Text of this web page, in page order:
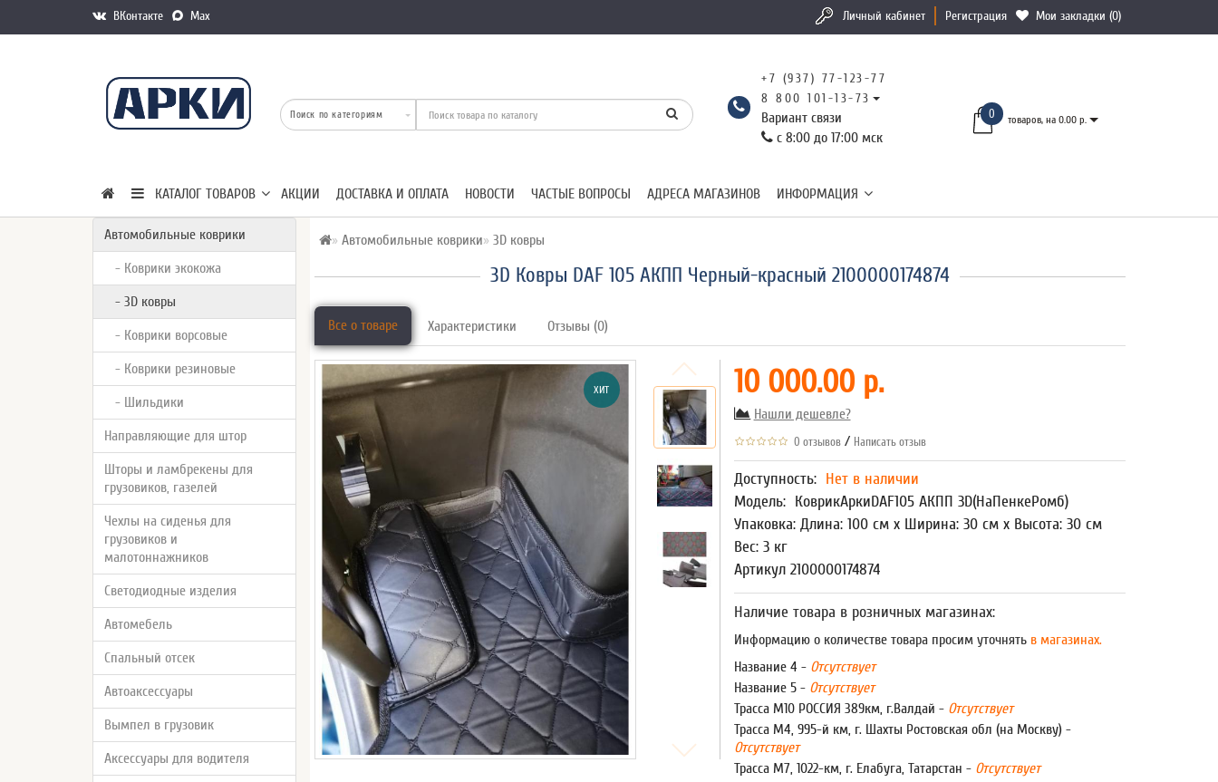
ВКонтакте Max Личный кабинет Регистрация Мои закладки (0)
+7 (937) 77-123-77
8 800 101-13-73
Вариант связи
с 8:00 до 17:00 мск
0 товаров, на 0.00 р.
КАТАЛОГ ТОВАРОВ АКЦИИ ДОСТАВКА И ОПЛАТА НОВОСТИ ЧАСТЫЕ ВОПРОСЫ АДРЕСА МАГАЗИНОВ ИНФОРМАЦИЯ
Автомобильные коврики
- Коврики экокожа
- 3D ковры
- Коврики ворсовые
- Коврики резиновые
- Шильдики
Направляющие для штор
Шторы и ламбрекены для
грузовиков, газелей
Чехлы на сиденья для
грузовиков и
малотоннажников
Светодиодные изделия
Автомебель
Спальный отсек
Автоаксессуары
Вымпел в грузовик
Аксессуары для водителя
Автомобильные коврики 3D ковры
3D Ковры DAF 105 АКПП Черный-красный 2100000174874
Все о товаре Характеристики Отзывы (0)
ХИТ 10 000.00 р.
Нашли дешевле?
0 отзывов / Написать отзыв
Доступность: Нет в наличии
Модель: КоврикАркиDAF105 АКПП 3D(НаПенкеРомб)
Упаковка: Длина: 100 см x Ширина: 30 см x Высота: 30 см
Вес: 3 кг
Артикул 2100000174874
Наличие товара в розничных магазинах:
Информацию о количестве товара просим уточнятьв магазинах.
Название 4 - Отсутствует
Название 5 - Отсутствует
Трасса М10 РОССИЯ 389км, г.Валдай - Отсутствует
Трасса М4, 995-й км, г. Шахты Ростовская обл (на Москву) -
Отсутствует
Трасса М7, 1022-км, г. Елабуга, Татарстан - Отсутствует